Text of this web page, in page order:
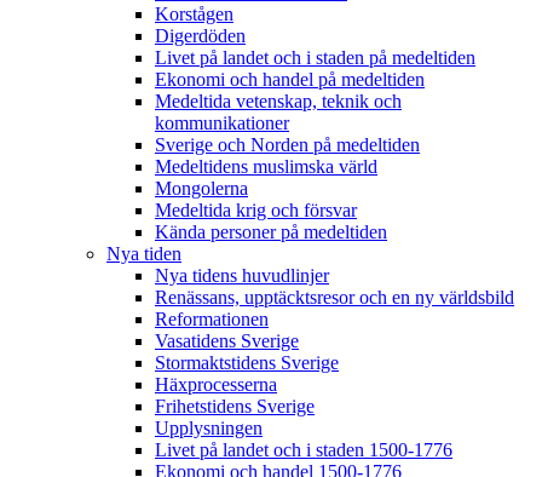
Korstågen
Digerdöden
Livet på landet och i staden på medeltiden
Ekonomi och handel på medeltiden
Medeltida vetenskap, teknik och
kommunikationer
Sverige och Norden på medeltiden
Medeltidens muslimska värld
Mongolerna
Medeltida krig och försvar
Kända personer på medeltiden
Nya tiden
Nya tidens huvudlinjer
Renässans, upptäcktsresor och en ny världsbild
Reformationen
Vasatidens Sverige
Stormaktstidens Sverige
Häxprocesserna
Frihetstidens Sverige
Upplysningen
Livet på landet och i staden 1500-1776
Ekonomi och handel 1500-1776